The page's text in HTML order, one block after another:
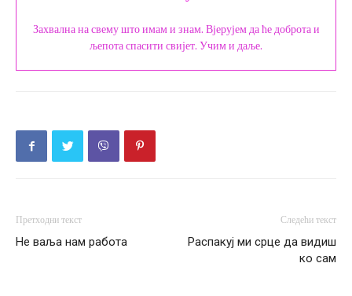
Захвална на свему што имам и знам. Вјерујем да ће доброта и
љепота спасити свијет. Учим и даље.
Претходни текст
Не ваља нам работа
Следећи текст
Распакуј ми срце да видиш
ко сам